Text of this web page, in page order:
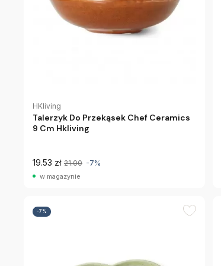
HKliving
Talerzyk Do Przekąsek Chef Ceramics
9 Cm Hkliving
19.53 zł 21.00 -7%
w magazynie
-7%